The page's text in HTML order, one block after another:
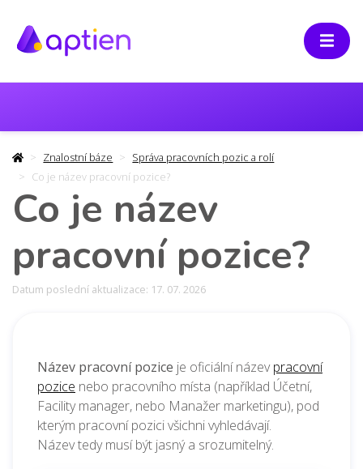
Znalostní báze
Správa pracovních pozic a rolí
Co je název pracovní pozice?
Co je název
pracovní pozice?
Datum poslední aktualizace: 17. 07. 2026
Název pracovní pozice je oficiální názevpracovní
pozice nebo pracovního místa (například Účetní,
Facility manager, nebo Manažer marketingu), pod
kterým pracovní pozici všichni vyhledávají.
Názevtedy musí být jasný a srozumitelný.